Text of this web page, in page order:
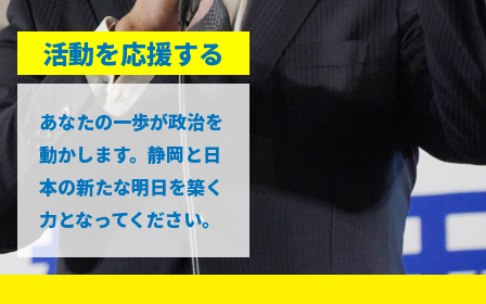
活動を応援する
あなたの一歩が政治を
動かします。静岡と日
本の新たな明日を築く
力となってください。